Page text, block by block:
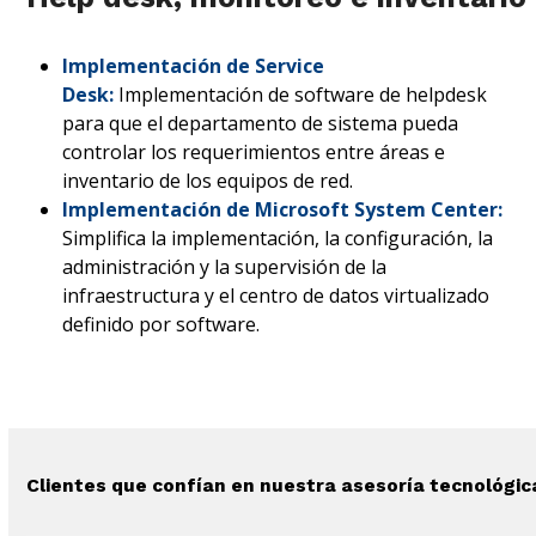
Implementación de Service
Desk: Implementación de software de helpdesk
para que el departamento de sistema pueda
controlar los requerimientos entre áreas e
inventario de los equipos de red.
Implementación de Microsoft System Center:
Simplifica la implementación, la configuración, la
administración y la supervisión de la
infraestructura y el centro de datos virtualizado
definido por software.
Clientes que confían en nuestra asesoría